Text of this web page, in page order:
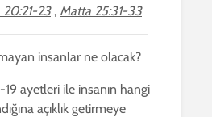
20:21-23, Matta 25:31-33
insanlar ne olacak?
ayetleri ile insanın hangi
açıklık getirmeye